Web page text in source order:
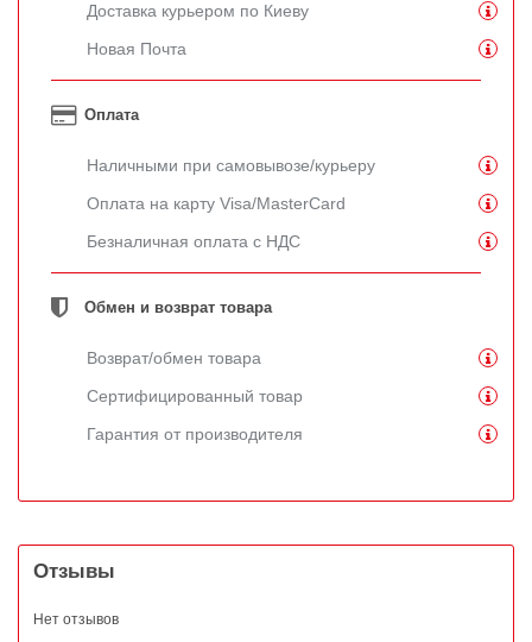
Доставка курьером по Киеву
Новая Почта
Оплата
Наличными при самовывозе/курьеру
Оплата на карту Visa/MasterCard
Безналичная оплата с НДС
Обмен и возврат товара
Возврат/обмен товара
Сертифицированный товар
Гарантия от производителя
Отзывы
Нет отзывов